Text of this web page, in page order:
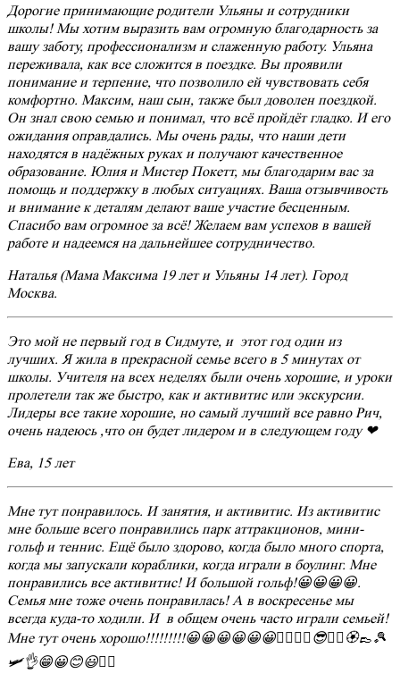
Дорогие принимающие родители Ульяны и сотрудники
школы! Мы хотим выразить вам огромную благодарность за
вашу заботу, профессионализм и слаженную работу. Ульяна
переживала, как все сложится в поездке. Вы проявили
понимание и терпение, что позволило ей чувствовать себя
комфортно. Максим, наш сын, также был доволен поездкой.
Он знал свою семью и понимал, что всё пройдёт гладко. И его
ожидания оправдались. Мы очень рады, что наши дети
находятся в надёжных руках и получают качественное
образование. Юлия и Мистер Покетт, мы благодарим вас за
помощь и поддержку в любых ситуациях. Ваша отзывчивость
и внимание к деталям делают ваше участие бесценным.
Спасибо вам огромное за всё! Желаем вам успехов в вашей
работе и надеемся на дальнейшее сотрудничество.
Наталья (Мама Максима 19 лет и Ульяны 14 лет). Город
Москва.
Это мой не первый год в Сидмуте, и этот год один из
лучших. Я жила в прекрасной семье всего в 5 минутах от
школы. Учителя на всех неделях были очень хорошие, и уроки
пролетели так же быстро, как и активитис или экскурсии.
Лидеры все такие хорошие, но самый лучший все равно Рич,
очень надеюсь ,что он будет лидером и в следующем году ❤
Ева, 15 лет
Мне тут понравилось. И занятия, и активитис. Из активитис
мне больше всего понравились парк аттракционов, мини-
гольф и теннис. Ещё было здорово, когда было много спорта,
когда мы запускали кораблики, когда играли в боулинг. Мне
понравились все активитис! И большой гольф!😀😀😀😀.
Семья мне тоже очень понравилась! А в воскресенье мы
всегда куда-то ходили. И в общем очень часто играли семьей!
Мне тут очень хорошо!!!!!!!!!😀😀😀😀😀😀👍🏽🥇👋😎👍🏽🏵👞🎾
🛩👌😁😀😊😃👍🏻